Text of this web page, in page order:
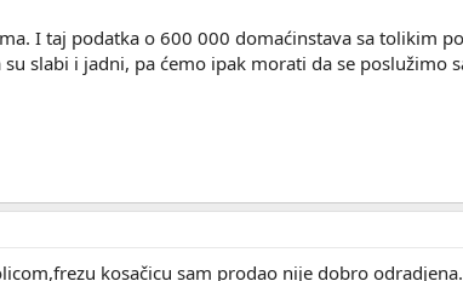
I taj podatka o 600 000 domaćinstava sa tolikim
slabi i jadni, pa ćemo ipak morati da se poslužimo
kosačicu sam prodao nije dobro